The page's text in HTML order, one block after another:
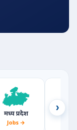
मध्य प्रदेश
Jobs →
›